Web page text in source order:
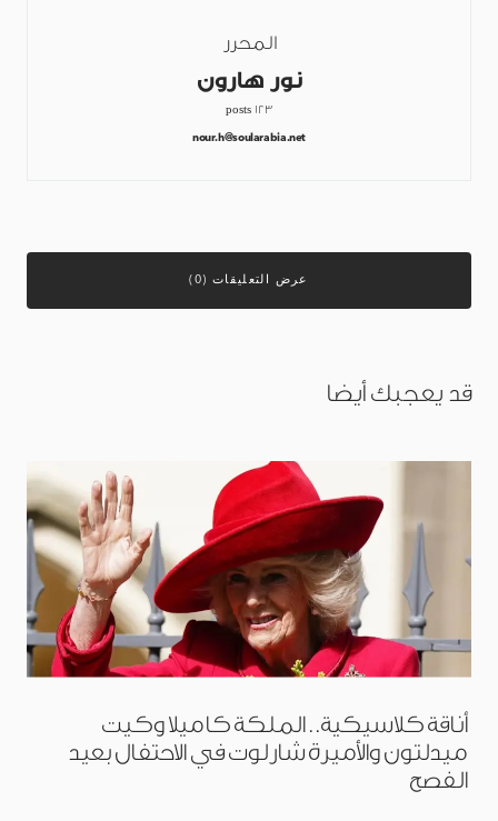
المحرر
نور هارون
123 posts
nour.h@soularabia.net
عرض التعليقات (0)
قد يعجبك أيضا
أناقة كلاسيكية.. الملكة كاميلا وكيت
ميدلتون والأميرة شارلوت في الاحتفال بعيد
الفصح